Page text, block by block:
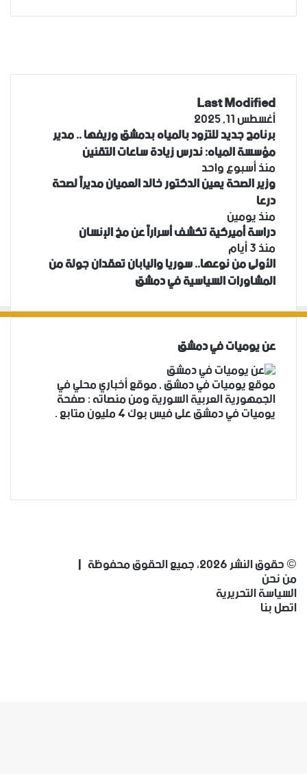
فيسبوك
Last Modified
أغسطس 11, 2025
برنامج جديد للتزود بالمياه بدمشق وريفها .. مدير
مؤسسة المياه: ندرس زيادة ساعات التقنين
منذ أسبوع واحد
وزير الصحة يعين الدكتور خالد العميان مديراً لصحة
درعا
منذ يومين
دراسة أميركية تكشف أسراراً عن مخ الإنسان
منذ 3 أيام
الأولى من نوعها.. سوريا واليابان تعقدان جولة من
المشاورات السياسية في دمشق
عن يوميات في دمشق
موقع يوميات في دمشق , موقع أخباري محلي في
الجمهورية العربية السورية ومن منصاته : صفحة
يوميات في دمشق على فيس بوك 4 مليون متابع .
فيسبوك
فيسبوك
© حقوق النشر 2026، جميع الحقوق محفوظة |
من نحن
السياسة التحريرية
اتصل بنا
فيسبوك